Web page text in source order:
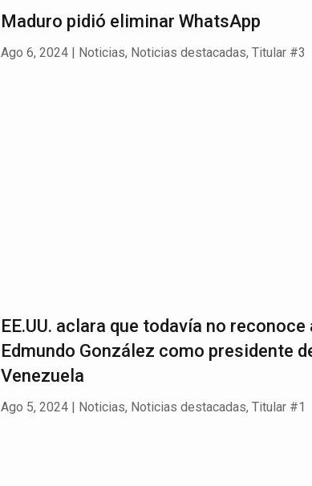
Maduro pidió eliminar WhatsApp
Ago 6, 2024| Noticias, Noticias destacadas, Titular #3
EE.UU. aclara que todavía no reconoce
Edmundo González como presidente
Venezuela
Ago 5, 2024| Noticias, Noticias destacadas, Titular #1